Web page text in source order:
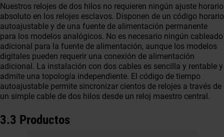
Nuestros relojes de dos hilos no requieren ningún ajuste horario
absoluto en los relojes esclavos. Disponen de un código horario
autoajustable y de una fuente de alimentación permanente
para los modelos analógicos. No es necesario ningún cableado
adicional para la fuente de alimentación, aunque los modelos
digitales pueden requerir una conexión de alimentación
adicional. La instalación con dos cables es sencilla y rentable y
admite una topología independiente. El código de tiempo
autoajustable permite sincronizar cientos de relojes a través de
un simple cable de dos hilos desde un reloj maestro central.
3.3 Productos